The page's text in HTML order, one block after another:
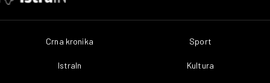
Crna kronika
IstraIn
Sport
Kultura